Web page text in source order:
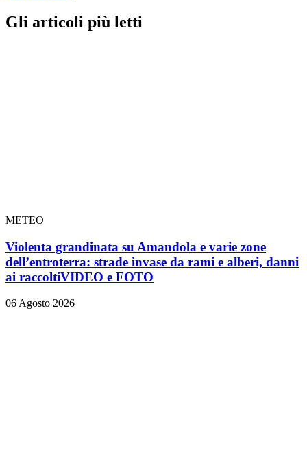
Gli articoli più letti
METEO
Violenta grandinata su Amandola e varie zone
dell’entroterra: strade invase da rami e alberi, danni
ai raccoltiVIDEO e FOTO
06 Agosto 2026